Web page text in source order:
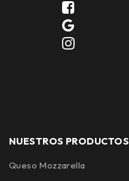
NUESTROS PRODUCTOS
Queso Mozzarella